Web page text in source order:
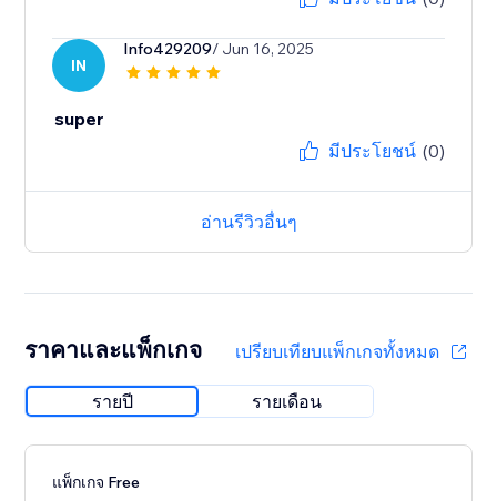
IN
Info429209/ Jun 16, 2025
super
มีประโยชน์ (0)
อ่านรีวิวอื่นๆ
ราคาและแพ็กเกจ เปรียบเทียบแพ็กเกจทั้งหมด
รายปี รายเดือน
แพ็กเกจ Free